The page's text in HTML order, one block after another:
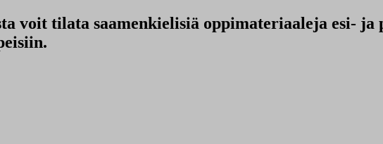
voit tilata saamenkielisiä oppimateriaaleja esi- ja